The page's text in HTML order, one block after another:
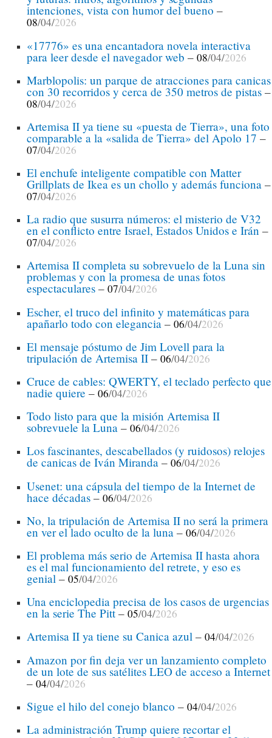
intenciones, vista con humor del bueno –
08/04/2026
«17776» es una encantadora novela interactiva
para leer desde el navegador web – 08/04/2026
Marblopolis: un parque de atracciones para canicas
con 30 recorridos y cerca de 350 metros de pistas –
08/04/2026
Artemisa II ya tiene su «puesta de Tierra», una foto
comparable a la «salida de Tierra» del Apolo 17 –
07/04/2026
El enchufe inteligente compatible con Matter
Grillplats de Ikea es un chollo y además funciona –
07/04/2026
La radio que susurra números: el misterio de V32
en el conflicto entre Israel, Estados Unidos e Irán –
07/04/2026
Artemisa II completa su sobrevuelo de la Luna sin
problemas y con la promesa de unas fotos
espectaculares – 07/04/2026
Escher, el truco del infinito y matemáticas para
apañarlo todo con elegancia – 06/04/2026
El mensaje póstumo de Jim Lovell para la
tripulación de Artemisa II – 06/04/2026
Cruce de cables: QWERTY, el teclado perfecto que
nadie quiere – 06/04/2026
Todo listo para que la misión Artemisa II
sobrevuele la Luna – 06/04/2026
Los fascinantes, descabellados (y ruidosos) relojes
de canicas de Iván Miranda – 06/04/2026
Usenet: una cápsula del tiempo de la Internet de
hace décadas –06/04/2026
No, la tripulación de Artemisa II no será la primera
en ver el lado oculto de la luna – 06/04/2026
El problema más serio de Artemisa II hasta ahora
es el mal funcionamiento del retrete, y eso es
genial – 05/04/2026
Una enciclopedia precisa de los casos de urgencias
en la serie The Pitt– 05/04/2026
Artemisa II ya tiene su Canica azul – 04/04/2026
Amazon por fin deja ver un lanzamiento completo
de un lote de sus satélites LEO de acceso a Internet
– 04/04/2026
Sigue el hilo del conejo blanco – 04/04/2026
La administración Trump quiere recortar el